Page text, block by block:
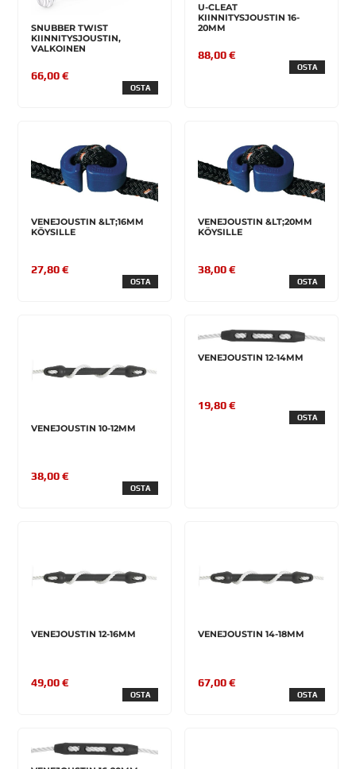
SNUBBER TWIST
KIINNITYSJOUSTIN,
VALKOINEN
66,00 €
OSTA
U-CLEAT
KIINNITYSJOUSTIN 16-
20MM
88,00 €
OSTA
VENEJOUSTIN &LT;16MM
KÖYSILLE
27,80 €
OSTA
VENEJOUSTIN &LT;20MM
KÖYSILLE
38,00 €
OSTA
VENEJOUSTIN 10-12MM
38,00 €
OSTA
VENEJOUSTIN 12-14MM
19,80 €
OSTA
VENEJOUSTIN 12-16MM
49,00 €
OSTA
VENEJOUSTIN 14-18MM
67,00 €
OSTA